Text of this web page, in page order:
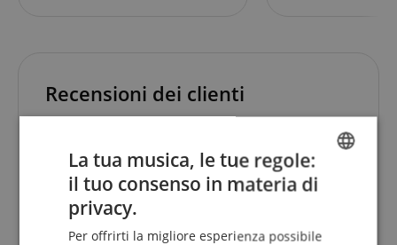
Recensioni dei clienti
4.9/ 5.0
Basato su 20 Classificazioni
Visualizza tutte le recensioni
ENGLISH
La tua musica, le tue regole:
il tuo consenso in materia di
privacy.
Per offrirti la migliore esperienza possibile